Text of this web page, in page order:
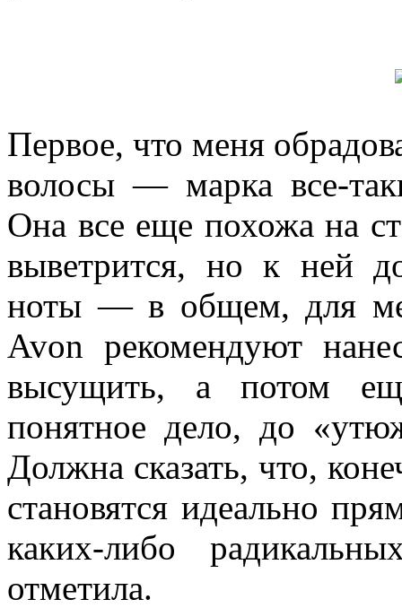
Первое, что меня
волосы — марка все-
Она все еще похожа на
выветрится, но к ней
ноты — в общем, для
Avon рекомендуют
высущить, а потом
понятное дело, до
Должна сказать, что,
становятся идеально
каких-либо
отметила.